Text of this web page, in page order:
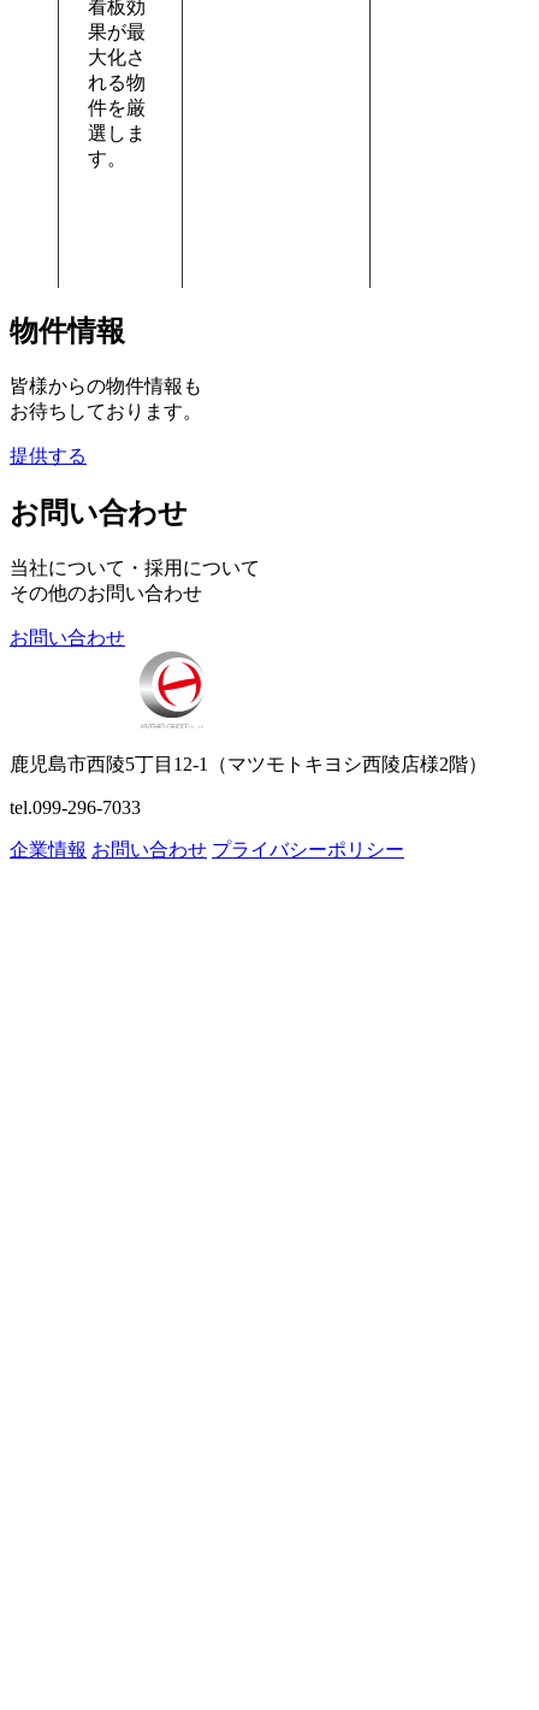
看板効
果が最
大化さ
れる物
件を厳
選しま
す。
物件情報
皆様からの物件情報も
お待ちしております。
提供する
お問い合わせ
当社について・採用について
その他のお問い合わせ
お問い合わせ
鹿児島市西陵5丁目12-1（マツモトキヨシ西陵店様2階）
tel.099-296-7033
企業情報 お問い合わせ プライバシーポリシー